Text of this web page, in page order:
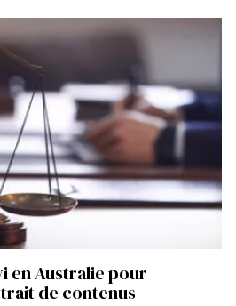
en Australie pour
de contenus